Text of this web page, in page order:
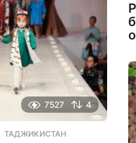
7527 4
,ТАДЖИКИСТАН